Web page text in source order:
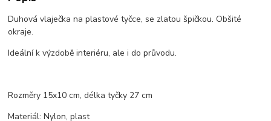
Duhová vlaječka na plastové tyčce, se zlatou špičkou. Obšité
okraje.
Ideální k výzdobě interiéru, ale i do průvodu.
Rozměry 15x10 cm, délka tyčky 27 cm
Materiál: Nylon, plast